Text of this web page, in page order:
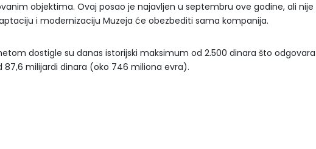
objektima. Ovaj posao je najavljen u septembru ove godine, ali nije
i modernizaciju Muzeja će obezbediti sama kompanija.
dostigle su danas istorijski maksimum od 2.500 dinara što odgovara
87,6 milijardi dinara (oko 746 miliona evra).